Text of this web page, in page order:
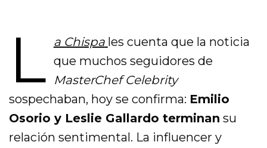
L a Chispa les cuenta que la noticia
que muchos seguidores de
MasterChef Celebrity
sospechaban, hoy se confirma: Emilio
Osorio y Leslie Gallardo terminan su
relación sentimental. La influencer y